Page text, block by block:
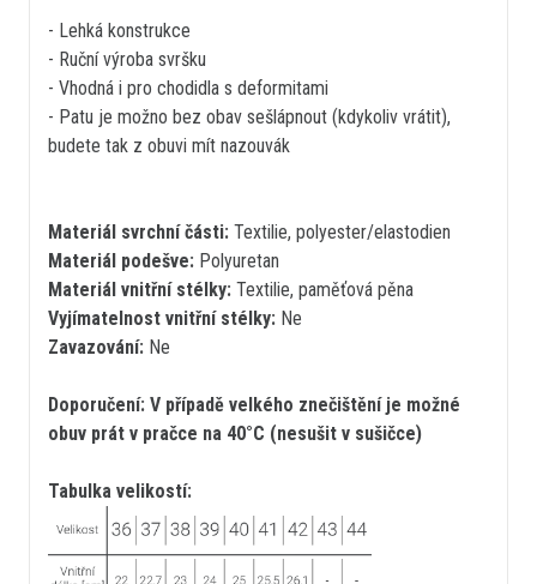
- Lehká konstrukce
- Ruční výroba svršku
- Vhodná i pro chodidla s deformitami
- Patu je možno bez obav sešlápnout (kdykoliv vrátit),
budete tak z obuvi mít nazouvák
Materiál svrchní části: Textilie, polyester/elastodien
Materiál podešve: Polyuretan
Materiál vnitřní stélky: Textilie, paměťová pěna
Vyjímatelnost vnitřní stélky: Ne
Zavazování: Ne
Doporučení: V případě velkého znečištění je možné
obuv prát v pračce na 40°C (nesušit v sušičce)
Tabulka velikostí: